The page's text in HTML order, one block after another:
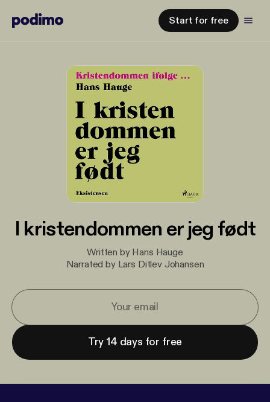
Start for free
I kristendommen er jeg født
Written by Hans Hauge
Narrated by Lars Ditlev Johansen
Try 14 days for free